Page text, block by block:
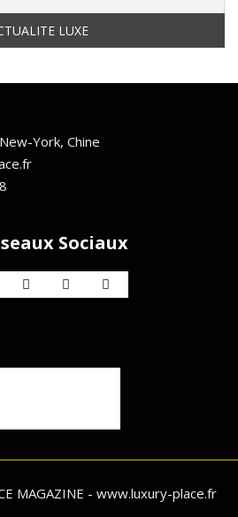
York, Chine
Sociaux
MAGAZINE - www.luxury-place.fr